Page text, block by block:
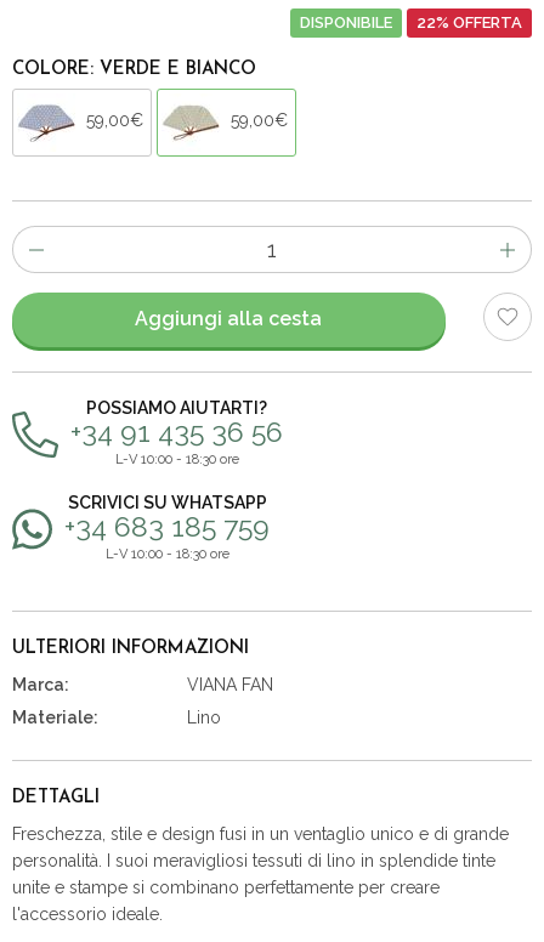
DISPONIBILE 22% OFFERTA
COLORE: VERDE E BIANCO
59,00€ 59,00€
Numero
di
articoli
Aggiungi alla cesta
POSSIAMO AIUTARTI?
+34 91 435 36 56
L-V 10:00 - 18:30 ore
SCRIVICI SU WHATSAPP
+34 683 185 759
L-V 10:00 - 18:30 ore
ULTERIORI INFORMAZIONI
Marca:
VIANA FAN
Materiale:
Lino
DETTAGLI
Freschezza, stile e design fusi in un ventaglio unico e di grande
personalità. I suoi meravigliosi tessuti di lino in splendide tinte
unite e stampe si combinano perfettamente per creare
l'accessorio ideale.